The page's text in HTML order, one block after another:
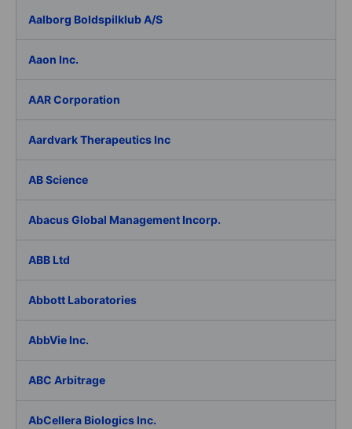
Aalborg Boldspilklub A/S
Aaon Inc.
AAR Corporation
Aardvark Therapeutics Inc
AB Science
Abacus Global Management Incorp.
ABB Ltd
Abbott Laboratories
AbbVie Inc.
ABC Arbitrage
AbCellera Biologics Inc.